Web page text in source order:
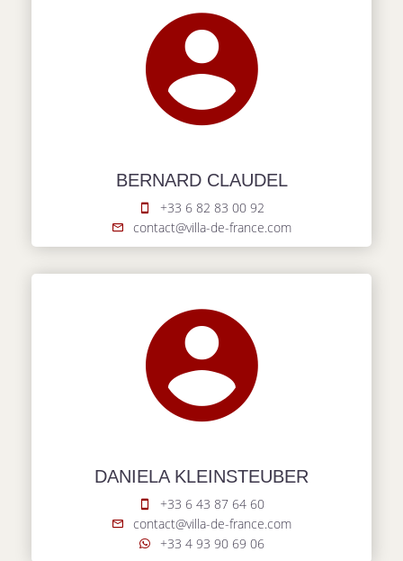
BERNARD CLAUDEL
+33 6 82 83 00 92
contact@villa-de-france.com
DANIELA KLEINSTEUBER
+33 6 43 87 64 60
contact@villa-de-france.com
+33 4 93 90 69 06